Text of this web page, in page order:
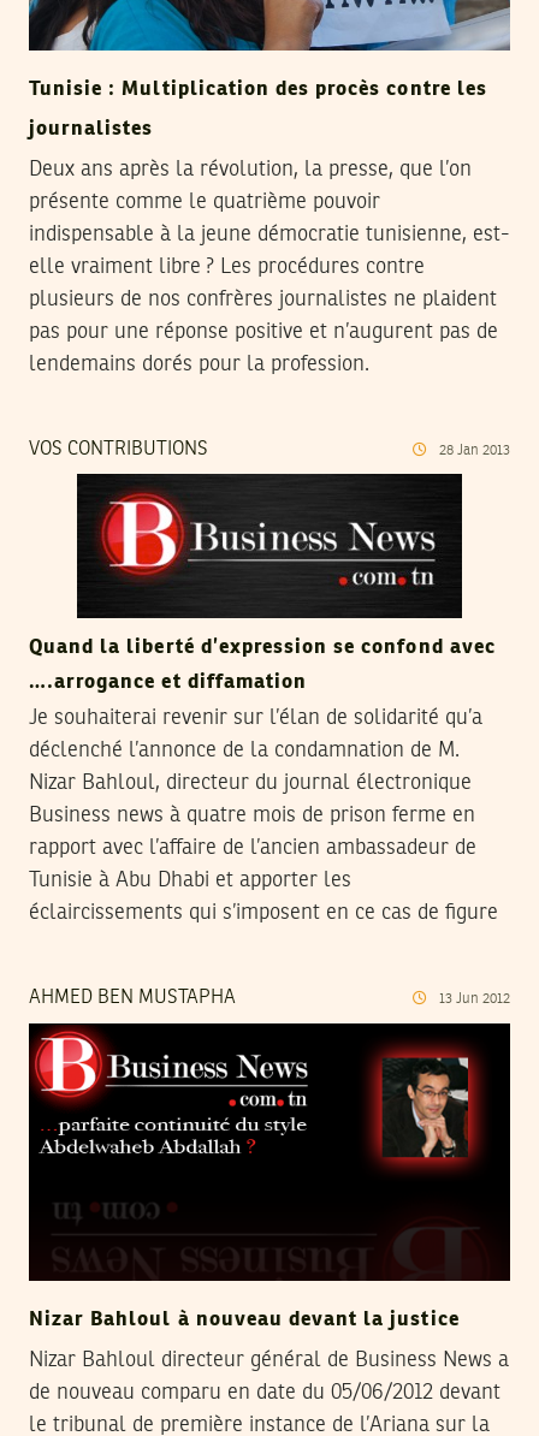
Tunisie : Multiplication des procès contre les
journalistes
Deux ans après la révolution, la presse, que l’on
présente comme le quatrième pouvoir
indispensable à la jeune démocratie tunisienne, est-
elle vraiment libre ? Les procédures contre
plusieurs de nos confrères journalistes ne plaident
pas pour une réponse positive et n’augurent pas de
lendemains dorés pour la profession.
VOS CONTRIBUTIONS 28 Jan 2013
Quand la liberté d’expression se confond avec
….arrogance et diffamation
Je souhaiterai revenir sur l’élan de solidarité qu’a
déclenché l’annonce de la condamnation de M.
Nizar Bahloul, directeur du journal électronique
Business news à quatre mois de prison ferme en
rapport avec l’affaire de l’ancien ambassadeur de
Tunisie à Abu Dhabi et apporter les
éclaircissements qui s’imposent en ce cas de figure
AHMED BEN MUSTAPHA 13 Jun 2012
Nizar Bahloul à nouveau devant la justice
Nizar Bahloul directeur général de Business News a
de nouveau comparu en date du 05/06/2012 devant
le tribunal de première instance de l’Ariana sur la